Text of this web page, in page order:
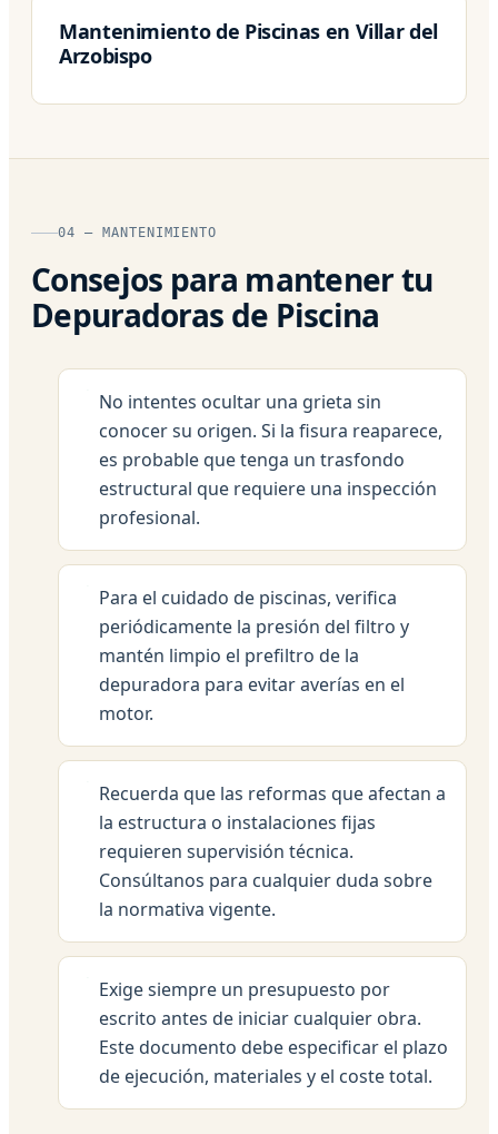
Mantenimiento de Piscinas en Villar del
Arzobispo
04 — MANTENIMIENTO
Consejos para mantener tu
Depuradoras de Piscina
No intentes ocultar una grieta sin
conocer su origen. Si la fisura reaparece,
es probable que tenga un trasfondo
estructural que requiere una inspección
profesional.
Para el cuidado de piscinas, verifica
periódicamente la presión del filtro y
mantén limpio el prefiltro de la
depuradora para evitar averías en el
motor.
Recuerda que las reformas que afectan a
la estructura o instalaciones fijas
requieren supervisión técnica.
Consúltanos para cualquier duda sobre
la normativa vigente.
Exige siempre un presupuesto por
escrito antes de iniciar cualquier obra.
Este documento debe especificar el plazo
de ejecución, materiales y el coste total.